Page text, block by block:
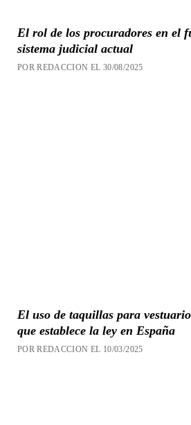
El rol de los procuradores en el
sistema judicial actual
POR REDACCION EL 30/08/2025
El uso de taquillas para
que establece la ley en España
POR REDACCION EL 10/03/2025